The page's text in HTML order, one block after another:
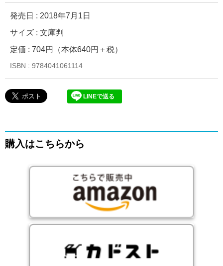
発売日 : 2018年7月1日
サイズ : 文庫判
定価 : 704円（本体640円＋税）
ISBN : 9784041061114
LINEで送る
購入はこちらから